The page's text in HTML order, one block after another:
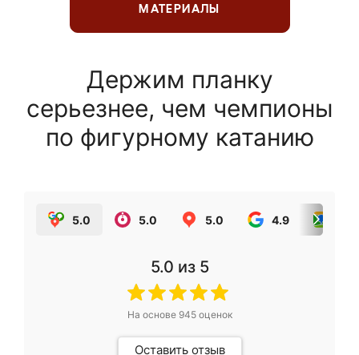
МАТЕРИАЛЫ
Держим планку
серьезнее, чем чемпионы
по фигурному катанию
5.0 5.0 5.0 4.9
5.0 из 5
На основе 945оценок
Оставить отзыв